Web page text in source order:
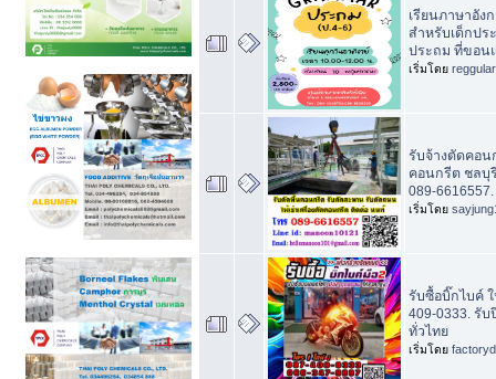
เรียนภาษาอัง
สำหรับเด็กปร
ประถม ที่ขอน
เริ่มโดย
รับจ้างตัดคอ
คอนกรีต ชลบุ
089-
เริ่มโดย
รับซื้อบิ๊กไบค์
409-0333. รั
ทั่วไทย
เริ่มโดย